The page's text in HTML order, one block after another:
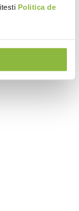
Politica de